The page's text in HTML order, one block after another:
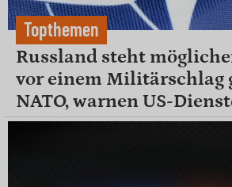
Topthemen
Russland steht
vor einem Militärschlag
NATO, warnen US-